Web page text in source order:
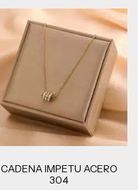
CADENA IMPETU ACERO
304